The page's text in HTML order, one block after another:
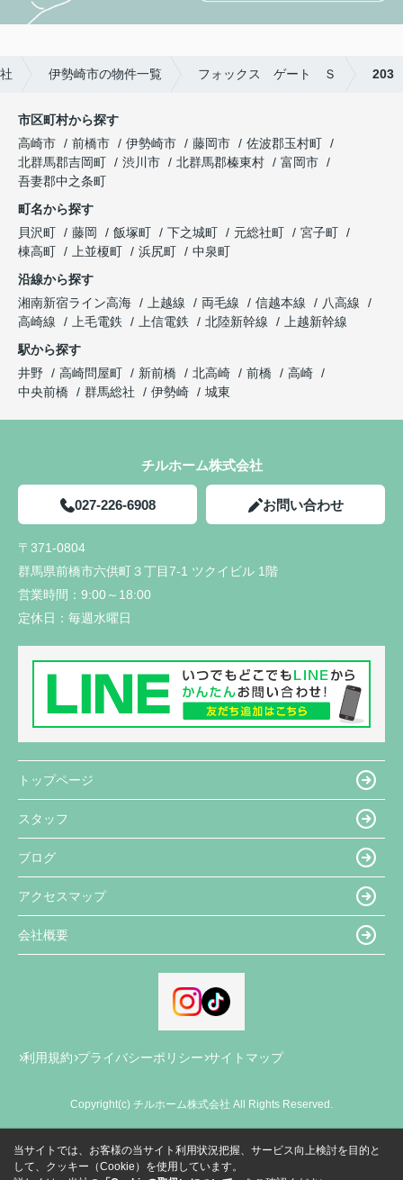
伊勢崎市の物件一覧 フォックス ゲート Ｓ 203
市区町村から探す
高崎市
前橋市 伊勢崎市 藤岡市
佐波郡玉村町
北群馬郡吉岡町
渋川市 北群馬郡榛東村
富岡市
吾妻郡中之条町
町名から探す
貝沢町
藤岡 飯塚町 下之城町 元総社町
宮子町
棟高町
上並榎町 浜尻町
中泉町
沿線から探す
湘南新宿ライン高海
上越線 両毛線 信越本線
八高線
高崎線
上毛電鉄 上信電鉄 北陸新幹線
上越新幹線
駅から探す
井野
高崎問屋町 新前橋 北高崎 前橋
高崎
中央前橋
群馬総社 伊勢崎 城東
チルホーム株式会社
027-226-6908 お問い合わせ
〒371-0804
群馬県前橋市六供町３丁目7-1 ツクイビル 1階
営業時間： 9:00～18:00
定休日： 毎週水曜日
トップページ
スタッフ
ブログ
アクセスマップ
会社概要
利用規約 プライバシーポリシー サイトマップ
Copyright(c) チルホーム株式会社 All Rights Reserved.
当サイトでは、お客様の当サイト利用状況把握、サービス向上検討を目的と
して、クッキー（Cookie）を使用しています。